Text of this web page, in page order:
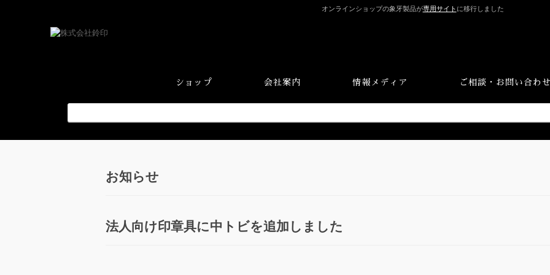
オンラインショップの象牙製品が専用サイト に移行しました
ショップ 会社案内 情報メディア ご相談・お問い合わせ
お知らせ
法人向け印章具に中トビを追加しました